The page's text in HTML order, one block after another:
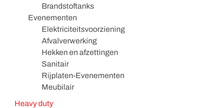
Brandstoftanks
Evenementen
Elektriciteitsvoorziening
Afvalverwerking
Hekken en afzettingen
Sanitair
Rijplaten-Evenementen
Meubilair
Heavy duty